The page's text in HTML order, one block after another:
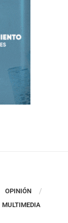
OPINIÓN
MULTIMEDIA